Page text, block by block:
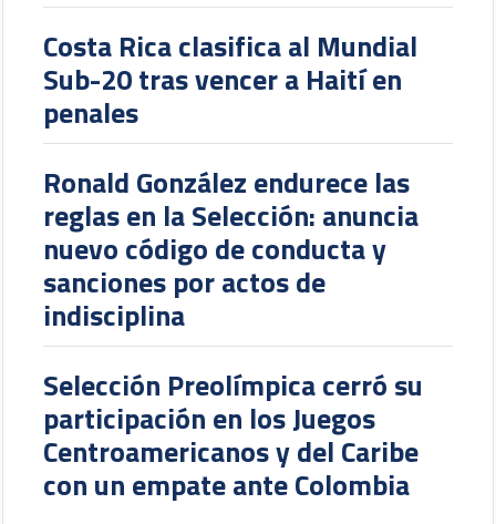
Costa Rica clasifica al Mundial
Sub-20 tras vencer a Haití en
penales
Ronald González endurece las
reglas en la Selección: anuncia
nuevo código de conducta y
sanciones por actos de
indisciplina
Selección Preolímpica cerró su
participación en los Juegos
Centroamericanos y del Caribe
con un empate ante Colombia